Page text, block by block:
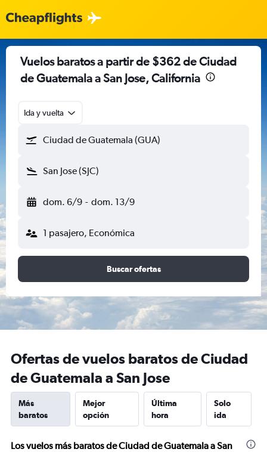
Vuelos baratos a partir de $362 de Ciudad
de Guatemala a San Jose, California
Ida y vuelta
Ciudad de Guatemala (GUA)
San Jose (SJC)
dom. 6/9 - dom. 13/9
1 pasajero, Económica
Buscar ofertas
Ofertas de vuelos baratos de Ciudad
de Guatemala a San Jose
Más
baratos
Mejor
opción
Última
hora
Solo
ida
Los vuelos más baratos de Ciudad de Guatemala a San